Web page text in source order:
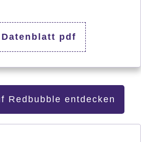
Datenblatt pdf
Redbubble entdecken